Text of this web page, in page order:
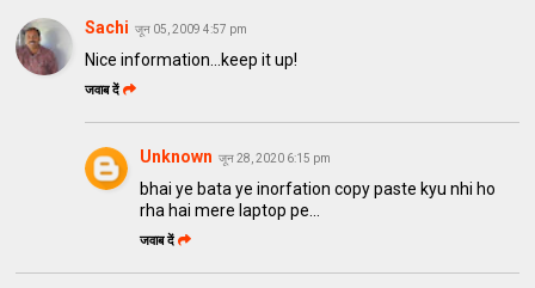
Sachi जून 05, 2009 4:57 pm
Nice information...keep it up!
जवाब दें
Unknown जून 28, 2020 6:15 pm
bhai ye bata ye inorfation copy paste kyu nhi ho
rha hai mere laptop pe...
जवाब दें